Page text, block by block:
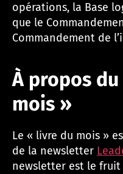
opérations, la Base
que le
Commandement de
À propos
mois »
Le « livre du mois »
de la newsletter
newsletter est le fruit